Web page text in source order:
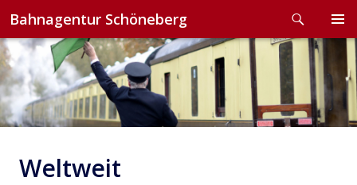
Bahnagentur Schöneberg
MENU
Skip
to
content
Weltweit